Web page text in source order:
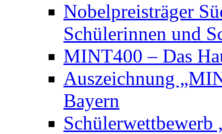
Nobelpreisträger
Schülerinnen und
MINT400 – Das
Auszeichnung
Bayern